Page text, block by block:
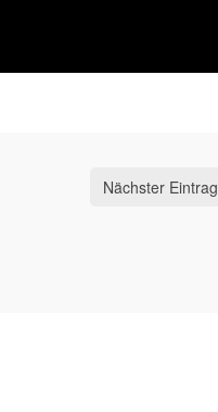
Nächster Eintrag